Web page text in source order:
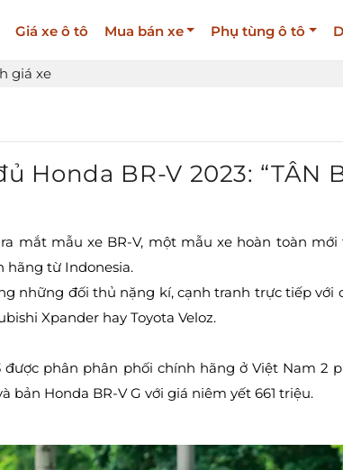
Giá xe ô tô Mua bán xe Phụ tùng ô tô
giá xe
Honda BR-V 2023: “TÂN
mắt mẫu xe BR-V, một mẫu xe hoàn toàn
hãng từ Indonesia.
những đối thủ nặng kí, cạnh tranh trực tiếp với
Xpander hay Toyota Veloz.
được phân phân phối chính hãng ở Việt Nam 2
bản Honda BR-V G với giá niêm yết 661 triệu.